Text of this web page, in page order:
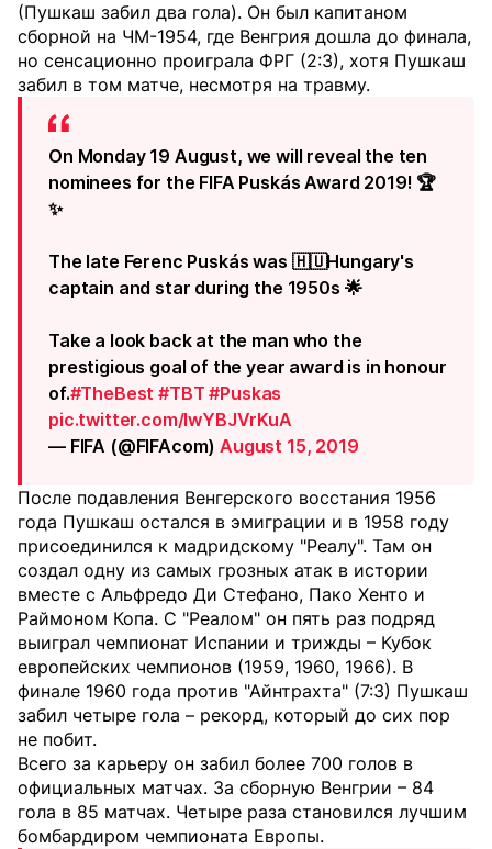
(Пушкаш забил два гола). Он был капитаном
сборной на ЧМ-1954, где Венгрия дошла до финала,
но сенсационно проиграла ФРГ (2:3), хотя Пушкаш
забил в том матче, несмотря на травму.
On Monday 19 August, we will reveal the ten
nominees for the FIFA Puskás Award 2019! 🏆
✨
The late Ferenc Puskás was 🇭🇺Hungary's
captain and star during the 1950s 🌟
Take a look back at the man who the
prestigious goal of the year award is in honour
of.#TheBest #TBT #Puskas
pic.twitter.com/lwYBJVrKuA
— FIFA (@FIFAcom)August 15, 2019
После подавления Венгерского восстания 1956
года Пушкаш остался в эмиграции и в 1958 году
присоединился к мадридскому "Реалу". Там он
создал одну из самых грозных атак в истории
вместе с Альфредо Ди Стефано, Пако Хенто и
Раймоном Копа. С "Реалом" он пять раз подряд
выиграл чемпионат Испании и трижды – Кубок
европейских чемпионов (1959, 1960, 1966). В
финале 1960 года против "Айнтрахта" (7:3) Пушкаш
забил четыре гола – рекорд, который до сих пор
не побит.
Всего за карьеру он забил более 700 голов в
официальных матчах. За сборную Венгрии – 84
гола в 85 матчах. Четыре раза становился лучшим
бомбардиром чемпионата Европы.